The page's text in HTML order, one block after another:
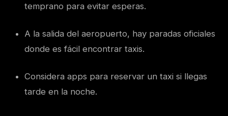
temprano para evitar esperas.
A la salida del aeropuerto, hay paradas oficiales
donde es fácil encontrar taxis.
Considera apps para reservar un taxi si llegas
tarde en la noche.